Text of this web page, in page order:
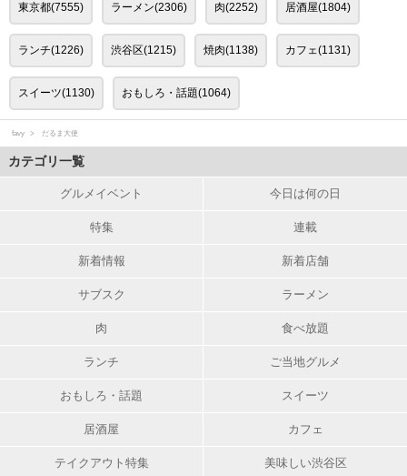
東京都(7555) ラーメン(2306) 肉(2252) 居酒屋(1804)
ランチ(1226) 渋谷区(1215) 焼肉(1138) カフェ(1131)
スイーツ(1130) おもしろ・話題(1064)
favy だるま大使
カテゴリ一覧
グルメイベント 今日は何の日
特集 連載
新着情報 新着店舗
サブスク ラーメン
肉 食べ放題
ランチ ご当地グルメ
おもしろ・話題 スイーツ
居酒屋 カフェ
テイクアウト特集 美味しい渋谷区